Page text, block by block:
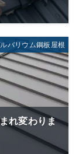
バリウム鋼板屋根
れ変わりま